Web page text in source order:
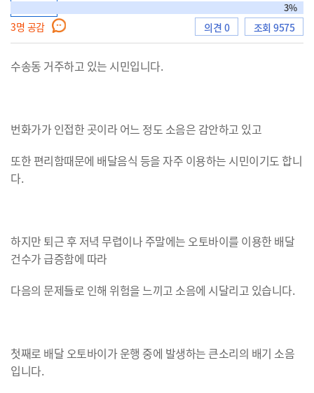
으
로
동
3%
3명 공감 의견 0 조회 9575
수송동 거주하고 있는 시민입니다.
번화가가 인접한 곳이라 어느 정도 소음은 감안하고 있고
또한 편리함때문에 배달음식 등을 자주 이용하는 시민이기도 합니
다.
하지만 퇴근 후 저녁 무렵이나 주말에는 오토바이를 이용한 배달
건수가 급증함에 따라
다음의 문제들로 인해 위험을 느끼고 소음에 시달리고 있습니다.
첫째로 배달 오토바이가 운행 중에 발생하는 큰소리의 배기 소음
입니다.